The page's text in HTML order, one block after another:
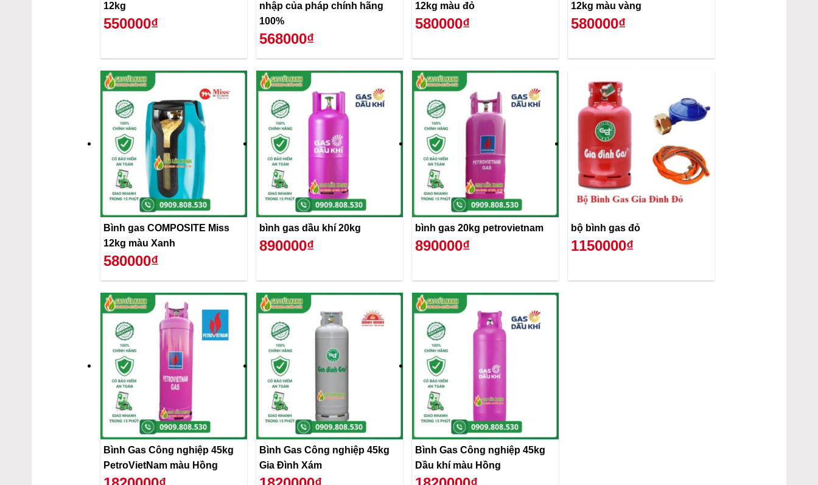
12kg
550000₫
nhập của pháp chính hãng
100%
568000₫
12kg màu đỏ
580000₫
12kg màu vàng
580000₫
Bình gas COMPOSITE Miss
12kg màu Xanh
580000₫
bình gas dầu khí 20kg
890000₫
bình gas 20kg petrovietnam
890000₫
bộ bình gas đỏ
1150000₫
Bình Gas Công nghiệp 45kg
PetroVietNam màu Hồng
Bình Gas Công nghiệp 45kg
Gia Đình Xám
Bình Gas Công nghiệp 45kg
Dầu khí màu Hồng